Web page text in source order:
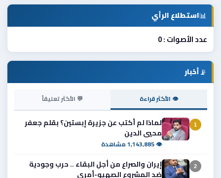
📊استطلاع الرأي
عدد الأصوات : 0
📡أخبار
👁 الأكثر قراءة 💬 الأكثر تعليقاً
1
لماذا لم أكتب عن جزيرة إبستين؟ بقلم جعفر
محيي الدين
👁 1,143,885 مشاهدة
2
إيران والصراع من أجل البقاء .. حرب وجودية
ضد المشروع الصهيو-أمري